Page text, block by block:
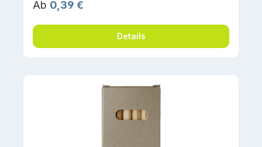
Regulärer Preis:
Ab 0,39 €
Details